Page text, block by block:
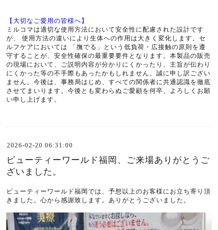
【大切なご愛用の皆様へ】
ミルコマは適切な使用方法において安全性に配慮された設計です
が、 使用方法の違いにより生体への作用は大きく変化します。セ
ルフケアにおいては 「撫でる」という低負荷・広接触の原則を遵
守することが、安全性確保の最重要要件となります。本製品の販売
の現場において、ご説明内容が分かりにくかったり、主旨が伝わり
にくかった等の不手際もあったかもしれません。誠に申し訳ござい
ません。今後は、事務局はじめ、すべての関係者に共通認識を徹底
させてまいります。今後とも変わらぬご愛顧を何卒、よろしくお願
い申し上げます。
2026-02-20 06:31:00
ビューティーワールド福岡、ご来場ありがとうご
ざいました。
ビューティーワールド福岡では、予想以上のお客様にお立ち寄り頂
きました。心から感謝致します。ありがとうございました。